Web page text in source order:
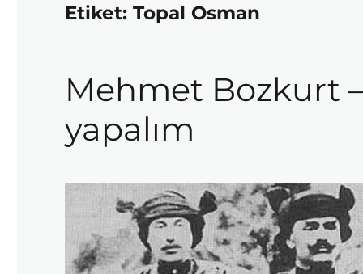
Etiket:Topal Osman
Mehmet Bozkurt
yapalım